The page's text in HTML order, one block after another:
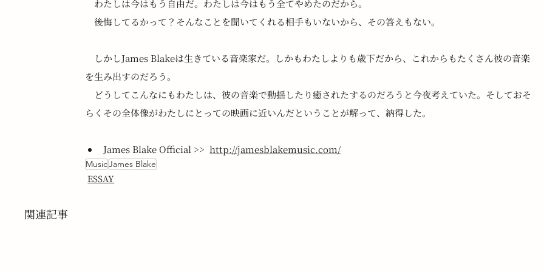
わたしは今はもう自由だ。わたしは今はもう全てやめたのだから。
後悔してるかって？そんなことを聞いてくれる相手もいないから、その答えもない。
しかしJames Blakeは生きている音楽家だ。しかもわたしよりも歳下だから、これからもたくさん彼の音楽
を生み出すのだろう。
どうしてこんなにもわたしは、彼の音楽で動揺したり癒されたするのだろうと今夜考えていた。そしておそ
らくその全体像がわたしにとっての映画に近いんだということが解って、納得した。
James Blake Official >> http://jamesblakemusic.com/
MusicJames Blake
ESSAY
関連記事